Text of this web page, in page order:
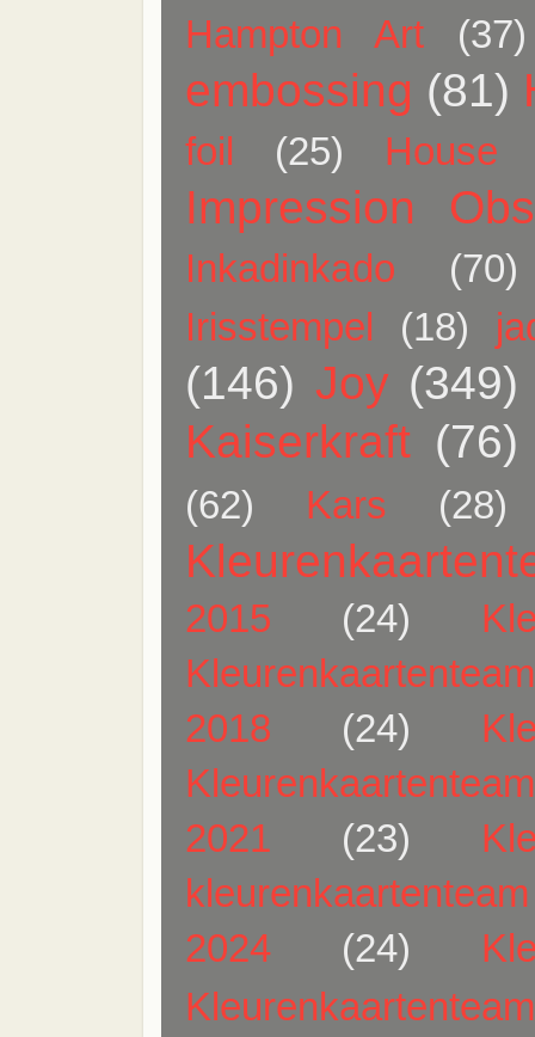
Hampton Art (37)
embossing (81)
foil (25) House
Impression
Inkadinkado
(70)
Irisstempel
(18)
(146) Joy (349)
Kaiserkraft (76)
(62) Kars (28)
2015 (24)
2018
(24)
2021
(23)
2024
(24)